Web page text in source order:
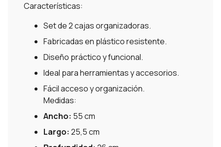
Características:
Set de 2 cajas organizadoras.
Fabricadas en plástico resistente.
Diseño práctico y funcional.
Ideal para herramientas y accesorios.
Fácil acceso y organización.
Medidas:
Ancho: 55 cm
Largo: 25,5 cm